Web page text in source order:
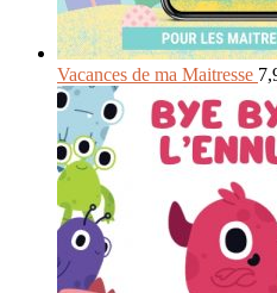
Vacances de ma Maitresse